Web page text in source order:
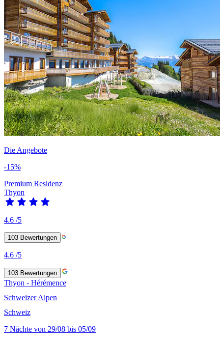
Die Angebote
-15%
Premium Residenz
Thyon
4.6 /5
103 Bewertungen
4.6 /5
103 Bewertungen
Thyon - Hérémence
Schweizer Alpen
Schweiz
7 Nächte von 29/08 bis 05/09